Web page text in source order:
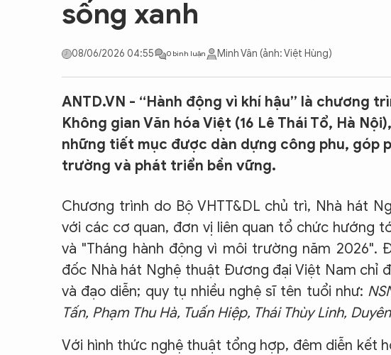
CON ĐƯỜNG KHỞI NGHIỆP
sống xanh
08/06/2026 04:55 0 bình luận Minh Vân (ảnh: Việt Hùng)
ANTD.VN - “Hành động vì khí hậu” là chương
Không gian Văn hóa Việt (16 Lê Thái Tổ, Hà
những tiết mục được dàn dựng công phu, góp
trường và phát triển bền vững.
Chương trình do Bộ VHTT&DL chủ trì, Nhà hát
với các cơ quan, đơn vị liên quan tổ chức hướng
và "Tháng hành động vì môi trường năm 2026".
đốc Nhà hát Nghệ thuật Đương đại Việt Nam chỉ
và đạo diễn; quy tụ nhiều nghệ sĩ tên tuổi như:
Tấn, Phạm Thu Hà, Tuấn Hiệp, Thái Thùy Linh,
Với hình thức nghệ thuật tổng hợp, đêm diễn kết